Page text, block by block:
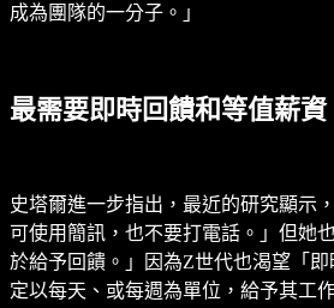
成為團隊的一分子。」
最需要即時回饋和等值薪資
史塔爾進一步指出，最近的研究顯示
可使用簡訊，也不要打電話。」但她
於給予回饋。」因為Z世代也渴望「
定以每天、或每週為單位，給予其工